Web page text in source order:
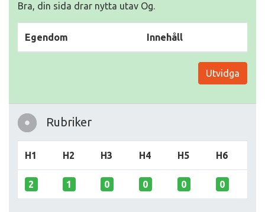
Bra, din sida drar nytta utav Og.
Egendom Innehåll
Utvidga
Rubriker
H1 H2 H3 H4 H5 H6
2 1 0 0 0 0